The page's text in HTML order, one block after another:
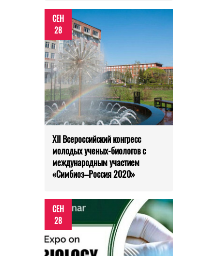
СЕН
28
XII Всероссийский конгресс
молодых ученых-биологов с
международным участием
«Симбиоз–Россия 2020»
СЕН
28